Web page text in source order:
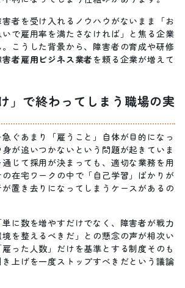
者を受け入れるノウハウがないまま「お
で雇用率を満たさなければ」と焦る企業
こうした背景から、障害者の育成や研修
害者雇用ビジネス業者 を頼る企業が増えて
」で終わってしまう職場の実
ぐあまり「雇うこと」自体が目的になっ
が追いつかないという問題が起きていま
じて採用が決まっても、適切な業務を用
在宅ワークの中で「自己学習」ばかりが
置き去りになってしまうケースがあるの
に数を増やすだけでなく、障害者が戦力
を整えるべきだ」との懸念の声が相次い
った人数」だけを基準とする制度そのも
上げを一度ストップすべきだという議論